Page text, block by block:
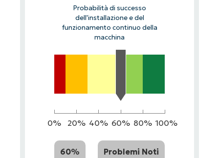
Probabilità di successo
dell'installazione e del
funzionamento continuo della
macchina
0% 20% 40% 60% 80% 100%
60% Problemi Noti